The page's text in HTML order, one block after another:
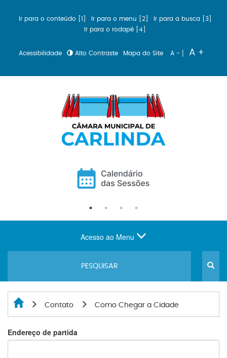
Ir para o conteúdo [1] Ir para o menu [2]
Ir para a busca [3]
Ir para o rodapé [4]
Acessibilidade Alto Contraste Mapa do Site A - | A +
Acesso ao Menu
Contato Como Chegar a Cidade
Endereço de partida